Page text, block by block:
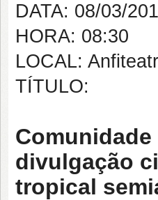
DATA: 08/03/
HORA: 08:30
LOCAL:
TÍTULO:
divulgação
tropical